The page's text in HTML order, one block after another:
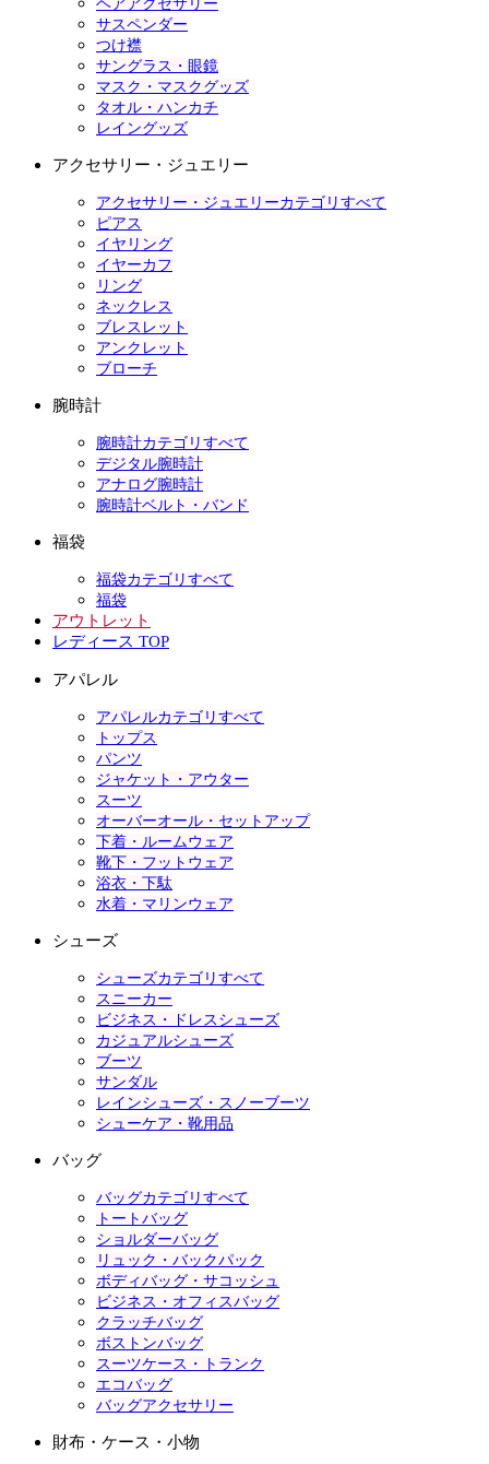
ヘアアクセサリー
サスペンダー
つけ襟
サングラス・眼鏡
マスク・マスクグッズ
タオル・ハンカチ
レイングッズ
アクセサリー・ジュエリー
アクセサリー・ジュエリーカテゴリすべて
ピアス
イヤリング
イヤーカフ
リング
ネックレス
ブレスレット
アンクレット
ブローチ
腕時計
腕時計カテゴリすべて
デジタル腕時計
アナログ腕時計
腕時計ベルト・バンド
福袋
福袋カテゴリすべて
福袋
アウトレット
レディース TOP
アパレル
アパレルカテゴリすべて
トップス
パンツ
ジャケット・アウター
スーツ
オーバーオール・セットアップ
下着・ルームウェア
靴下・フットウェア
浴衣・下駄
水着・マリンウェア
シューズ
シューズカテゴリすべて
スニーカー
ビジネス・ドレスシューズ
カジュアルシューズ
ブーツ
サンダル
レインシューズ・スノーブーツ
シューケア・靴用品
バッグ
バッグカテゴリすべて
トートバッグ
ショルダーバッグ
リュック・バックパック
ボディバッグ・サコッシュ
ビジネス・オフィスバッグ
クラッチバッグ
ボストンバッグ
スーツケース・トランク
エコバッグ
バッグアクセサリー
財布・ケース・小物